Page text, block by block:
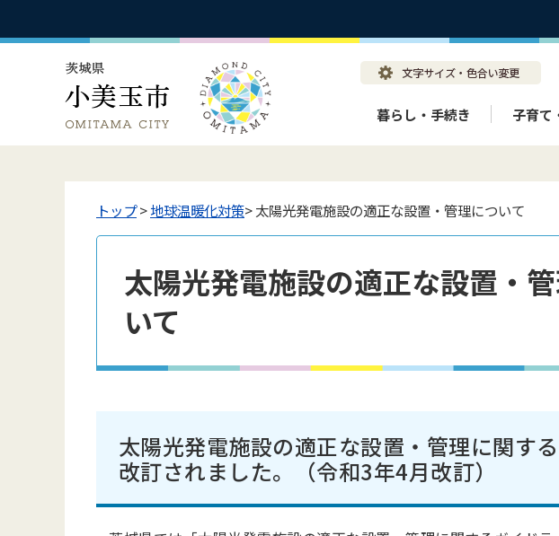
暮らし・手続き 子育て
トップ>地球温暖化対策> 太陽光発電施設の適正な設置・管理について
太陽光発電施設の適正な設置・
いて
太陽光発電施設の適正な設置・管理に関す
改訂されました。（令和3年4月改訂）